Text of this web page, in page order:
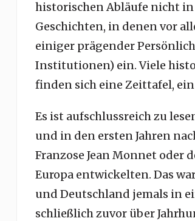
historischen Abläufe nicht
Geschichten, in denen vor
einiger prägender
Institutionen) ein. Viele
finden sich eine Zeittafel,
Es ist aufschlussreich zu
und in den ersten Jahren
Franzose Jean Monnet
Europa entwickelten. Das
und Deutschland jemals in
schließlich zuvor über